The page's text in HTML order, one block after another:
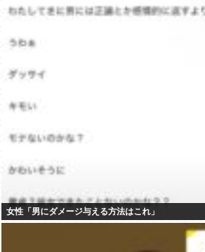
女性「男にダメージ与える方法はこれ」